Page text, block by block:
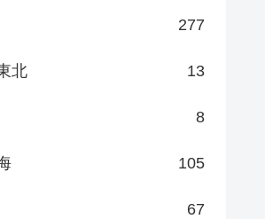
277
北 13
8
105
67